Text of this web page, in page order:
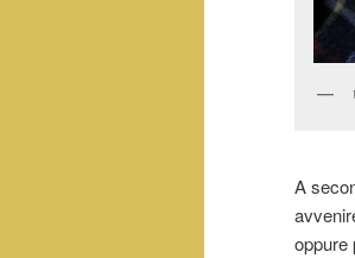
A
oppure